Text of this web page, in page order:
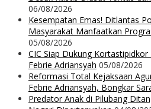
06/08/2026
Kesempatan Emas! Ditlantas
Masyarakat Manfaatkan
05/08/2026
CIC Siap Dukung
Febrie Adriansyah 05/08/2026
Reformasi Total Kejaksaan
Febrie Adriansyah, Bongkar
Predator Anak di Pilubang